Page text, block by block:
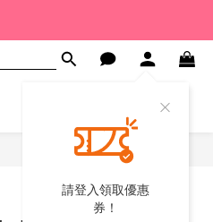
請登入領取優惠
券！